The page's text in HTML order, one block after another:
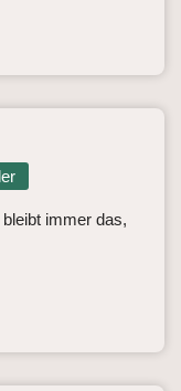
immer das,